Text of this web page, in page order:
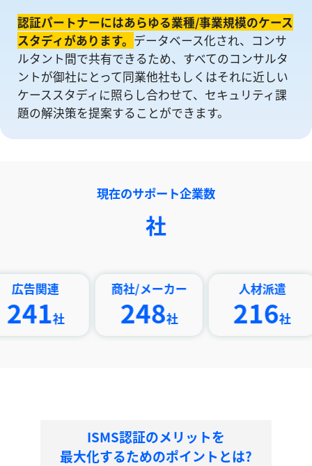
認証パートナーにはあらゆる業種/事業規模のケース
スタディがあります。 データベース化され、コンサ
ルタント間で共有できるため、すべてのコンサルタ
ントが御社にとって同業他社もしくはそれに近しい
ケーススタディに照らし合わせて、セキュリティ課
題の解決策を提案することができます。
現在のサポート企業数
社
社
商社/メーカー
社 社
ISMS認証のメリットを
最大化するためのポイントとは?